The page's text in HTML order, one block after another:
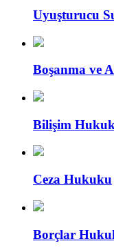
Uyuşturucu
Boşanma ve
Bilişim
Ceza Hukuku
Borçlar